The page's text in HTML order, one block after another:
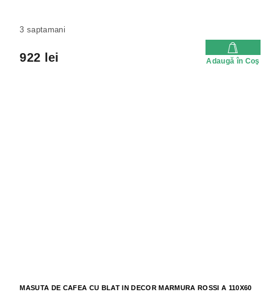
3 saptamani
922 lei Adaugă în Coş
MASUTA DE CAFEA CU BLAT IN DECOR MARMURA ROSSI A 110X60